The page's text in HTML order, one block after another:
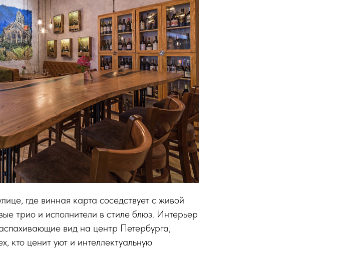
где винная карта соседствует с живой
трио и исполнители в стиле блюз. Интерьер
вид на центр Петербурга,
кто ценит уют и интеллектуальную